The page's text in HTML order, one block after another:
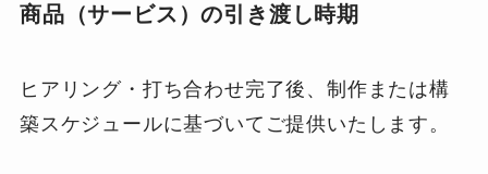
商品（サービス）の引き渡し時期
ヒアリング・打ち合わせ完了後、制作または構
築スケジュールに基づいてご提供いたします。